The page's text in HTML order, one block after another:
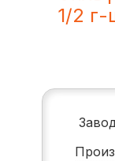
1/2